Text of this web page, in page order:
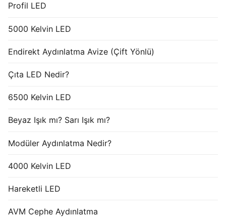
Profil LED
5000 Kelvin LED
Endirekt Aydınlatma Avize (Çift Yönlü)
Çıta LED Nedir?
6500 Kelvin LED
Beyaz Işık mı? Sarı Işık mı?
Modüler Aydınlatma Nedir?
4000 Kelvin LED
Hareketli LED
AVM Cephe Aydınlatma